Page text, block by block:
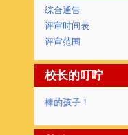
综合通告
评审时间表
评审范围
校长的叮咛
你是最棒的孩子！